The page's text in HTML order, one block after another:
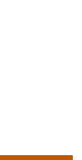
für Lieferungen
Sie bitte der
Versandkosten